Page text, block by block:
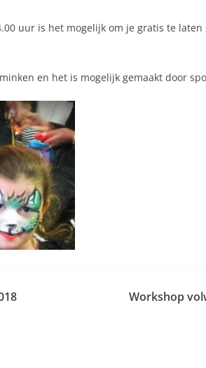
uur is het mogelijk om je gratis te
en het is mogelijk gemaakt door
Workshop